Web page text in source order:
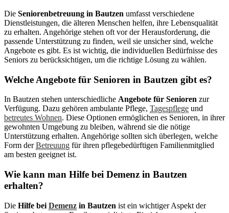
Die Seniorenbetreuung in Bautzen umfasst verschiedene
Dienstleistungen, die älteren Menschen helfen, ihre Lebensqualität
zu erhalten. Angehörige stehen oft vor der Herausforderung, die
passende Unterstützung zu finden, weil sie unsicher sind, welche
Angebote es gibt. Es ist wichtig, die individuellen Bedürfnisse des
Seniors zu berücksichtigen, um die richtige Lösung zu wählen.
Welche Angebote für Senioren in Bautzen gibt es?
In Bautzen stehen unterschiedliche Angebote für Senioren zur
Verfügung. Dazu gehören ambulante Pflege, Tagespflege und
betreutes Wohnen. Diese Optionen ermöglichen es Senioren, in ihrer
gewohnten Umgebung zu bleiben, während sie die nötige
Unterstützung erhalten. Angehörige sollten sich überlegen, welche
Form derBetreuung für ihren pflegebedürftigen Familienmitglied
am besten geeignet ist.
Wie kann man Hilfe bei Demenz in Bautzen
erhalten?
Die Hilfe bei Demenz in Bautzen ist ein wichtiger Aspekt der